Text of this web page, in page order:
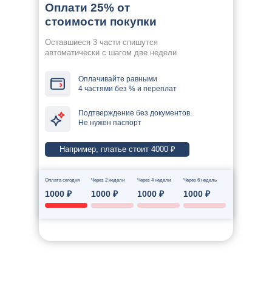
Оплати 25% от
стоимости покупки
Оставшиеся 3 части спишутся
автоматически с шагом две недели
Оплачивайте равными
4 частями без % и переплат
Подтверждение без документов.
Не нужен паспорт
Например, платье стоит 4000 ₽
Оплата сегодня Через 2 недели Через 4 недели Через 6 недель
1000 ₽ 1000 ₽ 1000 ₽ 1000 ₽